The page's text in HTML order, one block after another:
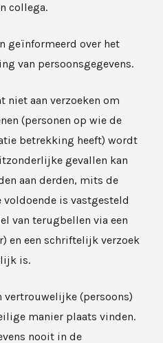
collega.
geïnformeerd over het
van persoonsgegevens.
niet aan verzoeken om
(personen op wie de
betrekking heeft) wordt
gevallen kan
aan derden, mits de
is vastgesteld
van terugbellen via een
en een schriftelijk verzoek
is.
vertrouwelijke (persoons)
manier plaats vinden.
nooit in de